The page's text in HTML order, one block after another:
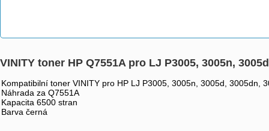
VINITY toner HP Q7551A pro LJ P3005, 3005n,
Kompatibilní toner VINITY pro HP LJ P3005, 3005n, 3005d, 3005dn,
Náhrada za Q7551A
Kapacita 6500 stran
Barva černá